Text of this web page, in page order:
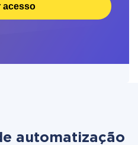
acesso
automatização